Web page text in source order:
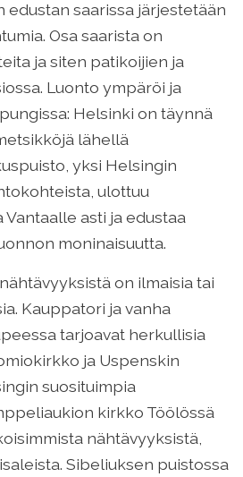
edustan saarissa järjestetään
Osa saarista on
ja siten patikoijien ja
Luonto ympäröi ja
Helsinki on täynnä
lähellä
yksi Helsingin
ulottuu
asti ja edustaa
moninaisuutta.
on ilmaisia tai
Kauppatori ja vanha
tarjoavat herkullisia
ja Uspenskin
suosituimpia
kirkko Töölössä
nähtävyyksistä,
Sibeliuksen puistossa